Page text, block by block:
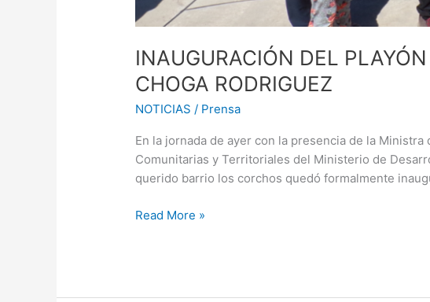
INAUGURACIÓN DEL
CHOGA RODRIGUEZ
NOTICIAS / Prensa
En la jornada de ayer con la presencia de la
Comunitarias y Territoriales del Ministerio de
querido barrio los corchos quedó formalmente
Read More »